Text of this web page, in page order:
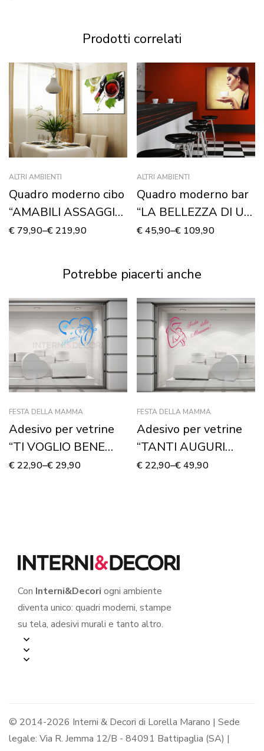
Prodotti correlati
ALTRI AMBIENTI
Quadro moderno cibo
“AMABILI ASSAGGI
DI VINI”
€ 79,90–€ 219,90
ALTRI AMBIENTI
Quadro moderno bar
“LA BELLEZZA DI UN
CAFFE'”
€45,90–€ 109,90
Potrebbe piacerti anche
FESTA DELLA MAMMA
Adesivo per vetrine
“TI VOGLIO BENE
MAMMA!” –
€ 22,90–€ 29,90
FESTA DELLA MAMMA
Adesivo per vetrine
“TANTI AUGURI
MAMMA!” –
€ 22,90–€49,90
Con Interni&Decori ogni ambiente
diventa unico: quadri moderni, stampe
su tela, adesivi murali e tanto altro.
© 2014-2026 Interni & Decori di Lorella Marano | Sede
legale: Via R. Jemma 12/B - 84091 Battipaglia (SA) |